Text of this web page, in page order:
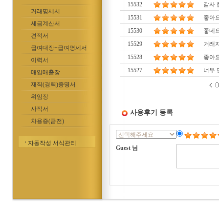
거래명세서
세금계산서
견적서
급여대장+급여명세서
이력서
매입매출장
재직(경력)증명서
위임장
사직서
차용증(금전)
자동작성 서식관리
15532
감사
15531
좋아
15530
좋네
15529
거래
15528
좋아
15527
너무
사용후기 등록
Guest 님